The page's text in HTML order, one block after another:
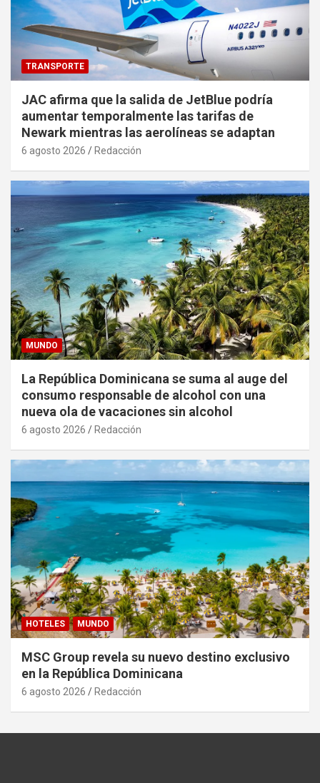
TRANSPORTE
JAC afirma que la salida de JetBlue podría
aumentar temporalmente las tarifas de
Newark mientras las aerolíneas se adaptan
6 agosto 2026 Redacción
MUNDO
La República Dominicana se suma al auge del
consumo responsable de alcohol con una
nueva ola de vacaciones sin alcohol
6 agosto 2026 Redacción
HOTELES MUNDO
MSC Group revela su nuevo destino exclusivo
en la República Dominicana
6 agosto 2026 Redacción